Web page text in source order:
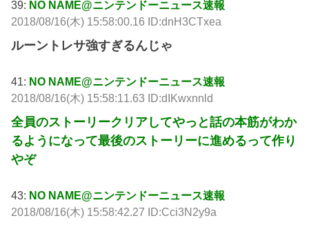
39: NO NAME@ニンテンドーニュース速報
2018/08/16(木) 15:58:00.16 ID:dnH3CTxea
ルーントレサ強すぎるんじゃ
41: NO NAME@ニンテンドーニュース速報
2018/08/16(木) 15:58:11.63 ID:dIKwxnnld
全員のストーリークリアしてやっと話の本筋がわか
るようになって最後のストーリーに進めるって作り
やぞ
43: NO NAME@ニンテンドーニュース速報
2018/08/16(木) 15:58:42.27 ID:Cci3N2y9a